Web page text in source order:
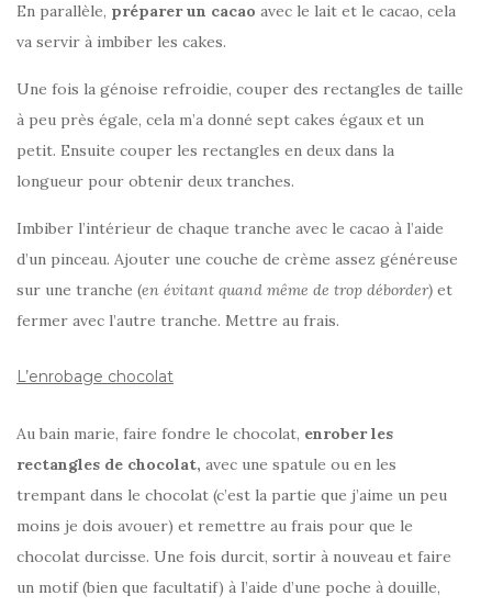
En parallèle, préparer un cacao avec le lait et le cacao, cela
va servir à imbiber les cakes.
Une fois la génoise refroidie, couper des rectangles de taille
à peu près égale, cela m’a donné sept cakes égaux et un
petit. Ensuite couper les rectangles en deux dans la
longueur pour obtenir deux tranches.
Imbiber l’intérieur de chaque tranche avec le cacao à l’aide
d’un pinceau. Ajouter une couche de crème assez généreuse
sur une tranche (en évitant quand même de trop déborder) et
fermer avec l’autre tranche. Mettre au frais.
L’enrobage chocolat
Au bain marie, faire fondre le chocolat, enrober les
rectangles de chocolat, avec une spatule ou en les
trempant dans le chocolat (c’est la partie que j’aime un peu
moins je dois avouer) et remettre au frais pour que le
chocolat durcisse. Une fois durcit, sortir à nouveau et faire
un motif (bien que facultatif) à l’aide d’une poche à douille,